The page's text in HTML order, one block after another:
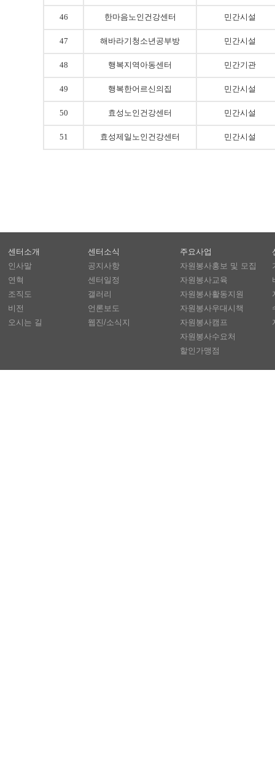
46 한마음노인건강센터 민간시설
47 해바라기청소년공부방 민간시설
48 행복지역아동센터 민간기관
49 행복한어르신의집 민간시설
50 효성노인건강센터 민간시설
51 효성제일노인건강센터 민간시설
센터소개
인사말
연혁
조직도
비전
오시는 길
센터소식
공지사항
센터일정
갤러리
언론보도
웹진/소식지
주요사업
자원봉사홍보 및 모집
자원봉사교육
자원봉사활동지원
자원봉사우대시책
자원봉사캠프
자원봉사수요처
할인가맹점